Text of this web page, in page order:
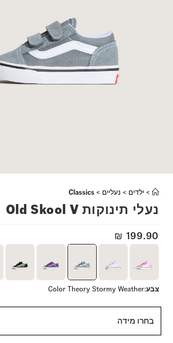
> ילדים > נעליים >
Classics
נעלי תינוקות Old Skool V
₪ 199.90
צבע:
Color Theory Stormy Weather
בחרו מידה